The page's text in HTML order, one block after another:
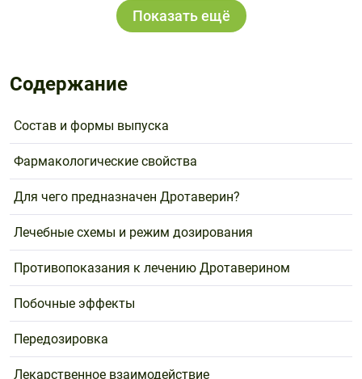
Показать ещё
Содержание
Состав и формы выпуска
Фармакологические свойства
Для чего предназначен Дротаверин?
Лечебные схемы и режим дозирования
Противопоказания к лечению Дротаверином
Побочные эффекты
Передозировка
Лекарственное взаимодействие